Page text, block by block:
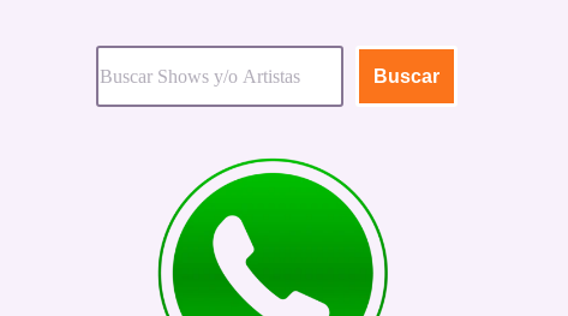
Buscar